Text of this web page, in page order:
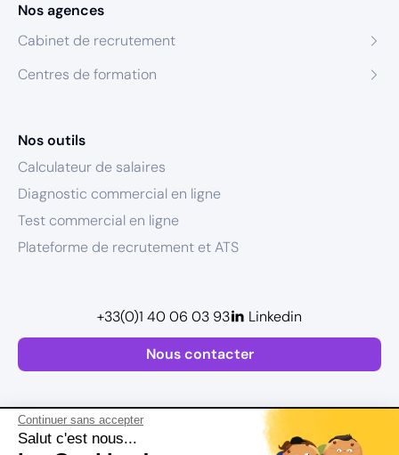
Continuer sans accepter
Salut c'est nous...
Nos agences
Cabinet de recrutement
Centres de formation
Nos outils
Calculateur de salaires
Diagnostic commercial en ligne
Test commercial en ligne
Plateforme de recrutement et ATS
Nous contacter
+33(0)1 40 06 03 93 Linkedin